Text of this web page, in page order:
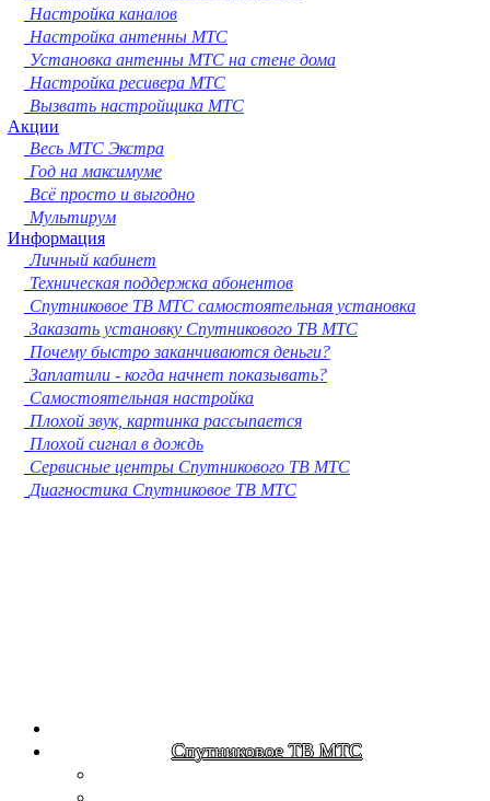
Волжский
Саранск
Курган
Череповец
Орёл
Якутск
Владикавказ
Подольск
Грозный
Мурманск
Тамбов
Стерлитамак
Петрозаводск
Кострома
Нижневартовск
Новороссийск
Йошкар-Ола
Химки
Таганрог
Комсомольск-на-Амуре
Сыктывкар
Великий Новгород
Старый Оскол
Настройка каналов
Настройка антенны МТС
Установка антенны МТС на стене дома
Настройка ресивера МТС
Вызвать настройщика МТС
Акции
Весь МТС Экстра
Год на максимуме
Всё просто и выгодно
Мультирум
Информация
Личный кабинет
Техническая поддержка абонентов
Спутниковое ТВ МТС самостоятельная установка
Заказать установку Спутникового ТВ МТС
Почему быстро заканчиваются деньги?
Заплатили - когда начнет показывать?
Самостоятельная настройка
Плохой звук, картинка рассыпается
Плохой сигнал в дождь
Сервисные центры Спутникового ТВ МТС
Диагностика Спутниковое ТВ МТС
Спутниковое ТВ МТС